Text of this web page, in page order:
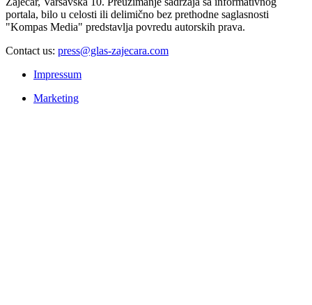
portala, bilo u celosti ili delimično bez prethodne saglasnosti
"Kompas Media" predstavlja povredu autorskih prava.
Contact us: press@glas-zajecara.com
Impressum
Marketing